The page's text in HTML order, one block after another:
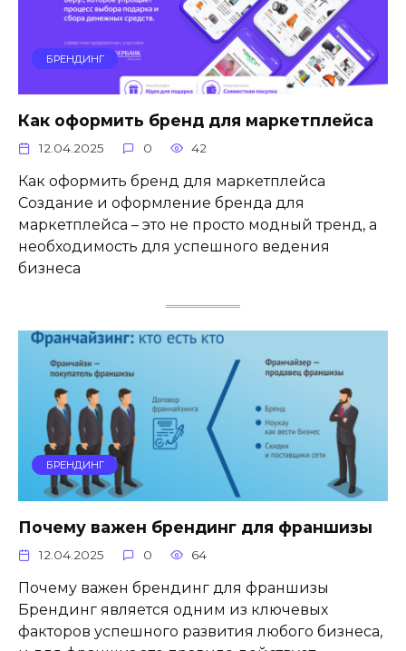
БРЕНДИНГ
Как оформить бренд для маркетплейса
12.04.2025 0 42
Как оформить бренд для маркетплейса
Создание и оформление бренда для
маркетплейса – это не просто модный тренд, а
необходимость для успешного ведения
бизнеса
БРЕНДИНГ
Почему важен брендинг для франшизы
12.04.2025 0 64
Почему важен брендинг для франшизы
Брендинг является одним из ключевых
факторов успешного развития любого бизнеса,